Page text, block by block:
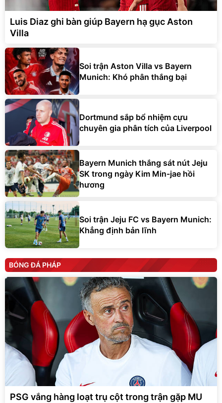
Luis Diaz ghi bàn giúp Bayern hạ gục Aston
Villa
Soi trận Aston Villa vs Bayern
Munich: Khó phân thắng bại
Dortmund sắp bổ nhiệm cựu
chuyên gia phân tích của Liverpool
Bayern Munich thắng sát nút Jeju
SK trong ngày Kim Min-jae hồi
hương
Soi trận Jeju FC vs Bayern Munich:
Khẳng định bản lĩnh
BÓNG ĐÁ PHÁP
PSG vắng hàng loạt trụ cột trong trận gặp MU